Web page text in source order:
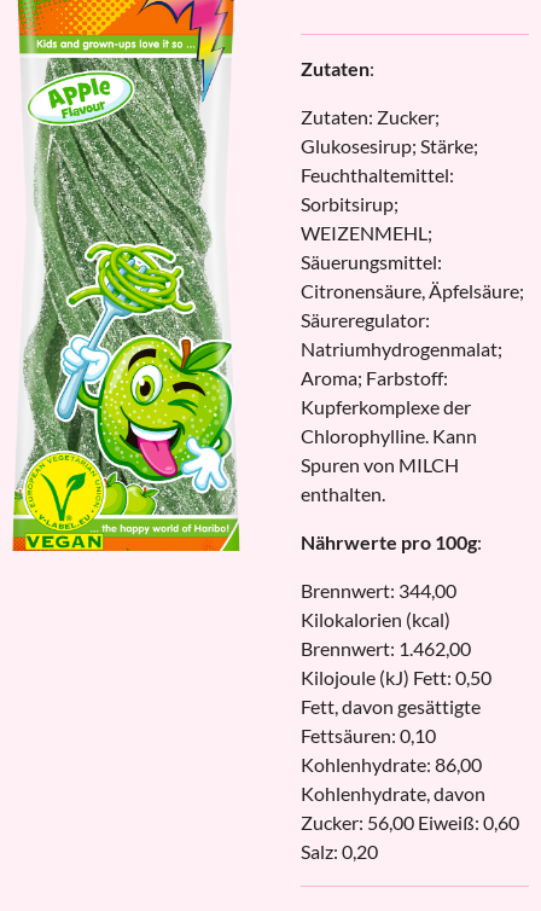
Zutaten:
Zutaten: Zucker;
Glukosesirup; Stärke;
Feuchthaltemittel:
Sorbitsirup;
WEIZENMEHL;
Säuerungsmittel:
Citronensäure, Äpfelsäure;
Säureregulator:
Natriumhydrogenmalat;
Aroma; Farbstoff:
Kupferkomplexe der
Chlorophylline. Kann
Spuren von MILCH
enthalten.
Nährwerte pro 100g:
Brennwert: 344,00
Kilokalorien (kcal)
Brennwert: 1.462,00
Kilojoule (kJ) Fett: 0,50
Fett, davon gesättigte
Fettsäuren: 0,10
Kohlenhydrate: 86,00
Kohlenhydrate, davon
Zucker: 56,00 Eiweiß: 0,60
Salz: 0,20